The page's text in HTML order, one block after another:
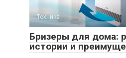
Техника
Бризеры для дома:
истории и